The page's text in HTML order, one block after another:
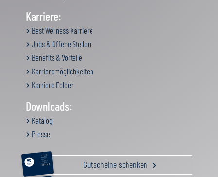
Karriere:
Best Wellness Karriere
Jobs & Offene Stellen
Benefits & Vorteile
Karrieremöglichkeiten
Karriere Folder
Downloads:
Katalog
Presse
RELAX &
BEAUTY
AKTIV
GENUSS
FAMILIE
GUTSCHEIN Gutscheine schenken